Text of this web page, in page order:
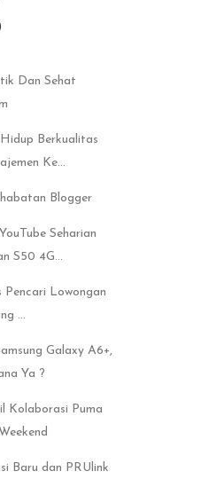
Dan Sehat
Berkualitas
Ke...
Blogger
Seharian
S50 4G...
Pencari Lowongan
...
Galaxy A6+,
Ya ?
Kolaborasi Puma
Baru dan PRUlink